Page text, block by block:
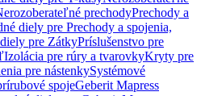
prechodyPrechody a
diely pre Prechody a spojenia,
pre ZátkyPríslušenstvo pre
Izolácia pre rúry a tvarovkyKryty pre
pre nástenkySystémové
spojeGeberit Mapress